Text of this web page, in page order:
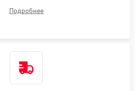
Подробнее